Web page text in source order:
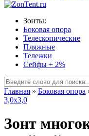
Зонты:
Боковая опора
Телескопические
Пляжные
Тележки
Сейфы + 2%
Главная » Боковая опора
3,0х3,0
Зонт